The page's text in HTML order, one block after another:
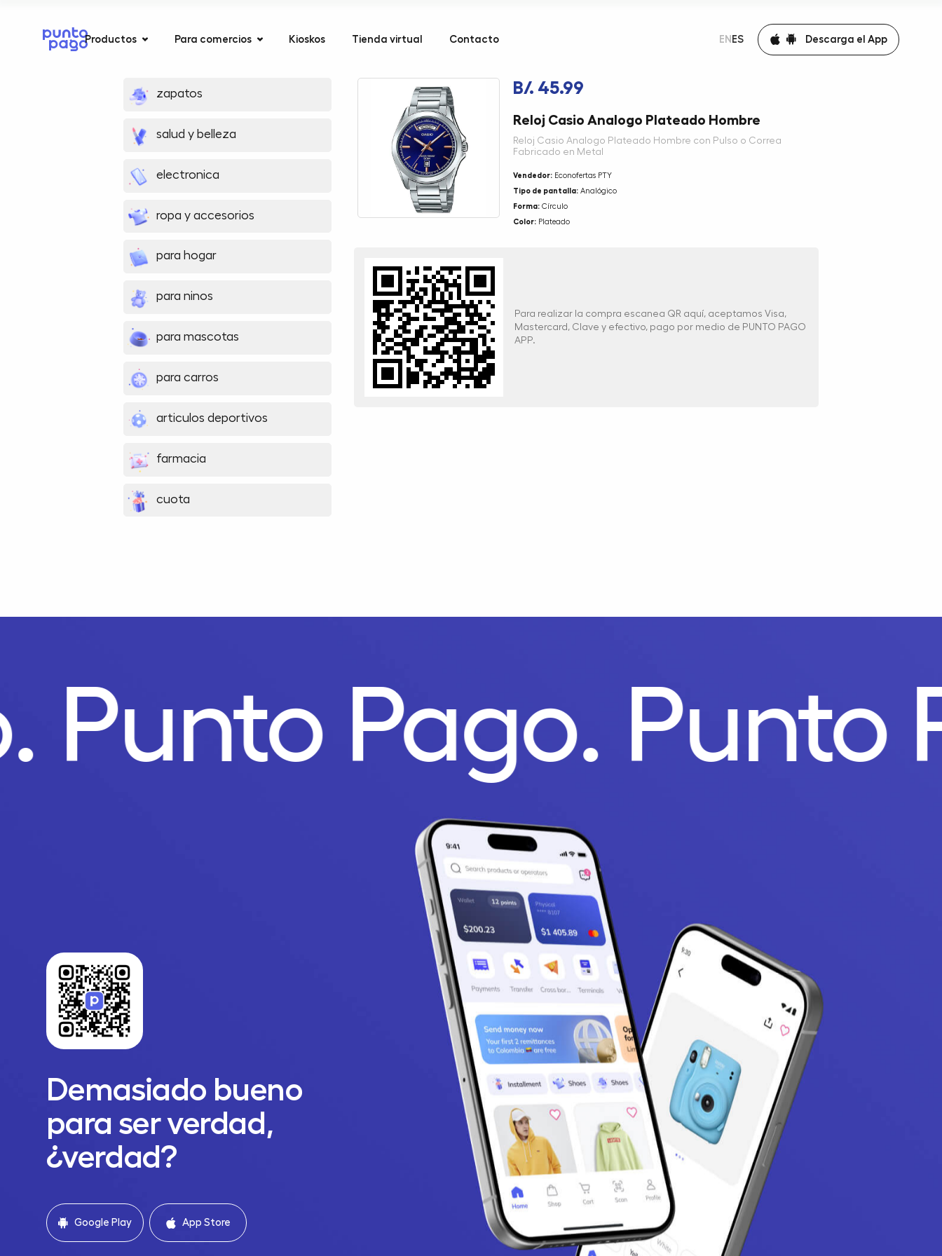
Productos Para comercios Kioskos Tienda virtual Contacto EN ES Descarga el App
zapatos
salud y belleza
electronica
ropa y accesorios
para hogar
para ninos
para mascotas
para carros
articulos deportivos
farmacia
cuota
B/. 45.99
Reloj Casio Analogo Plateado Hombre
Reloj Casio Analogo Plateado Hombre con Pulso o Correa
Fabricado en Metal
Vendedor:Econofertas PTY
Tipo de pantalla:Analógico
Forma:Círculo
Color:Plateado
Para realizar la compra escanea QR aquí, aceptamos Visa,
Mastercard, Clave y efectivo, pago por medio de PUNTO PAGO
APP.
Punto Pago.
Demasiado bueno
para ser verdad,
¿verdad?
Google Play App Store